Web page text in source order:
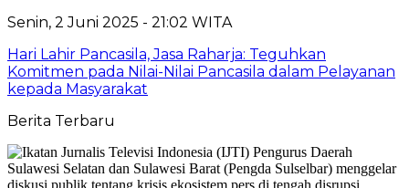
Senin, 2 Juni 2025 - 21:02 WITA
Hari Lahir Pancasila, Jasa Raharja: Teguhkan
Komitmen pada Nilai-Nilai Pancasila dalam Pelayanan
kepada Masyarakat
Berita Terbaru